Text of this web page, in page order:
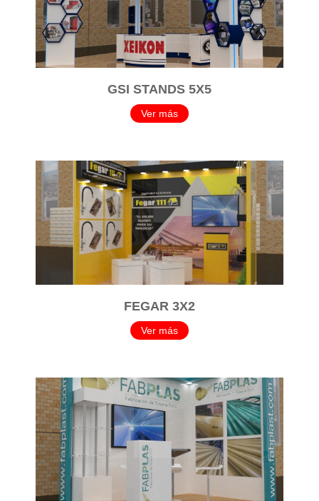
GSI STANDS 5X5
Ver más
FEGAR 3X2
Ver más